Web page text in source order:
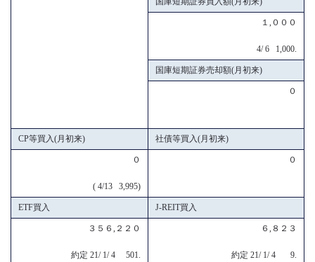
１,０００
4/ 6 1,000.
国庫短期証券売却額(月初来)
０
CP等買入(月初来) 社債等買入(月初来)
０
( 4/13 3,995)
０
ETF買入 J-REIT買入
３５６,２２０
約定 21/ 1/ 4 501.
６,８２３
約定 21/ 1/ 4 9.